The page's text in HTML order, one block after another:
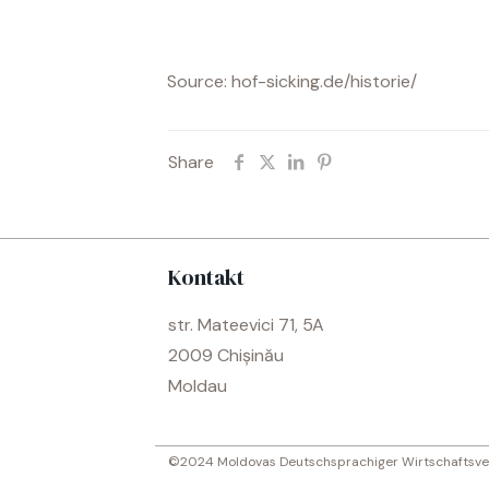
Source: hof-sicking.de/historie/
Share
Kontakt
str. Mateevici 71, 5A
2009 Chișinău
Moldau
©2024 Moldovas Deutschsprachiger